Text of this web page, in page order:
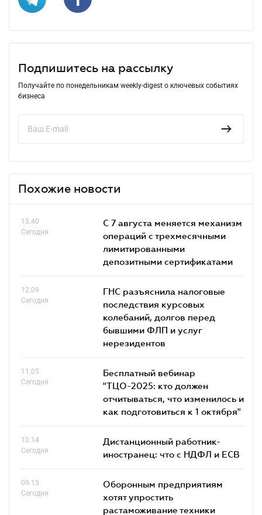
Подпишитесь на рассылку
Получайте по понедельникам weekly-digest о ключевых событиях
бизнеса
Похожие новости
13.40
Сегодня
С 7 августа меняется механизм
операций с трехмесячными
лимитированными
депозитными сертификатами
12.09
Сегодня
ГНС разъяснила налоговые
последствия курсовых
колебаний, долгов перед
бывшими ФЛП и услуг
нерезидентов
11.05
Сегодня
Бесплатный вебинар
"ТЦО-2025: кто должен
отчитываться, что изменилось и
как подготовиться к 1 октября"
10.14
Сегодня
Дистанционный работник-
иностранец: что с НДФЛ и ЕСВ
09.15
Сегодня
Оборонным предприятиям
хотят упростить
растаможивание техники